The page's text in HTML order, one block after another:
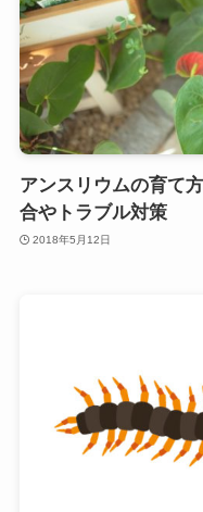
アンスリウムの育て
合やトラブル対策
2018年5月12日